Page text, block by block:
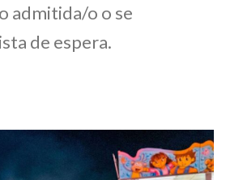
admitida/o o se
de espera.